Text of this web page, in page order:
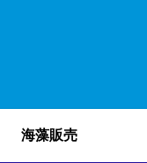
海藻販売